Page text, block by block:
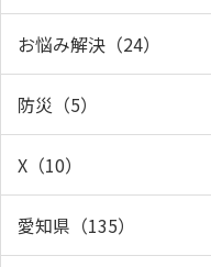
お悩み解決（24）
防災（5）
X（10）
愛知県（135）